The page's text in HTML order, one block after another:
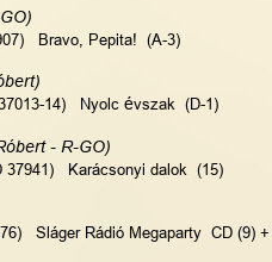
Bravo, Pepita!  (A-3)
14)   Nyolc évszak  (D-1)
- R-GO)
37941)   Karácsonyi dalok  (15)
Sláger Rádió Megaparty  CD (9)